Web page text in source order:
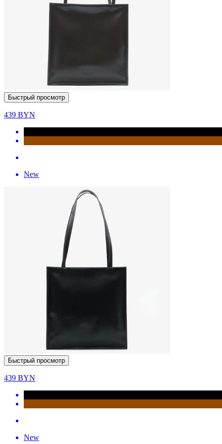
Быстрый просмотр
439 BYN
New
Быстрый просмотр
439 BYN
New